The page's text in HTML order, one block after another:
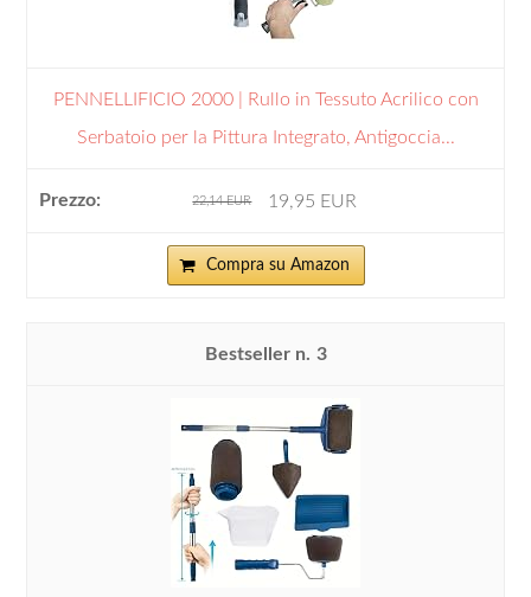
PENNELLIFICIO 2000 | Rullo in Tessuto Acrilico con
Serbatoio per la Pittura Integrato, Antigoccia...
22,14 EUR 19,95 EUR
Compra su Amazon
3